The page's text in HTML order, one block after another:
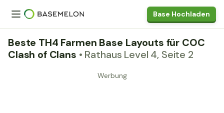
Base Hochladen
Beste TH4 Farmen Base Layouts für COC
Clash of Clans • Rathaus Level 4, Seite 2
Werbung